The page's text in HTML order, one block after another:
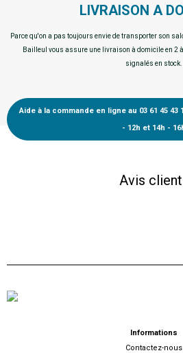
LIVRAISON A
Parce qu'on a pas toujours envie de transporter son
Bailleul vous assure une livraison à domicile en 2
signalés en stock.
Aide à la commande en ligne au 03 61 45 43
- 12h et 14h -
Avis
Informations
Contactez-nous